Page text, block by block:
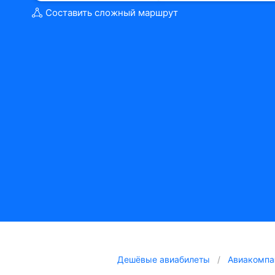
Составить сложный маршрут
Дешёвые авиабилеты